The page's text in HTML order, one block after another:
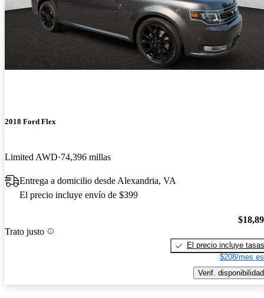
2018 Ford Flex
Limited AWD 74,396 millas
Entrega a domicilio desde Alexandria, VA
El precio incluye envío de $399
Trato justo
El precio incluye tasas
$208/mes
Verif. disponibilidad